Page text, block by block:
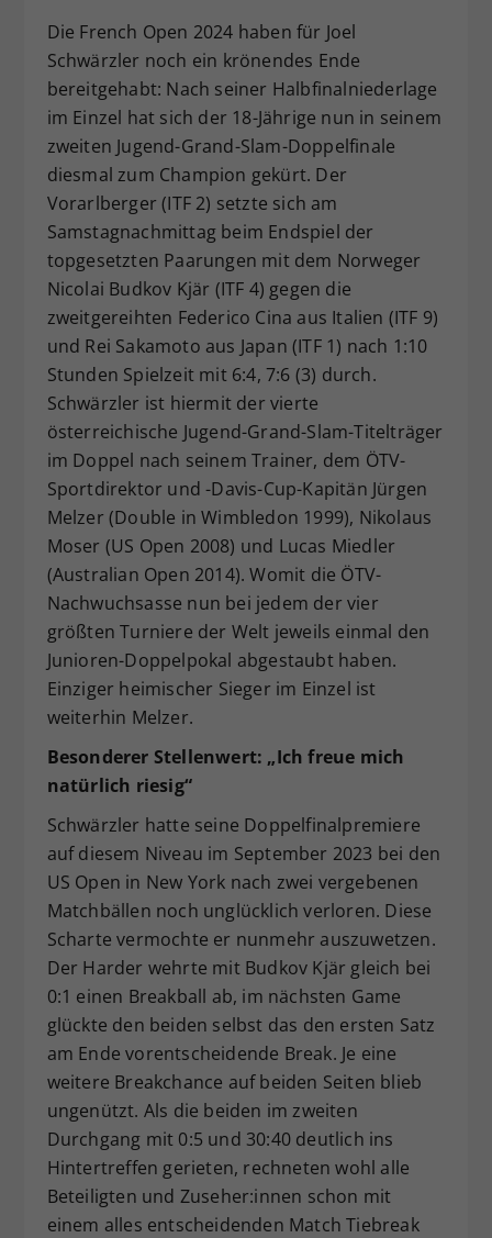
Die French Open 2024 haben für Joel
Schwärzler noch ein krönendes Ende
bereitgehabt: Nach seiner Halbfinalniederlage
im Einzel hat sich der 18-Jährige nun in seinem
zweiten Jugend-Grand-Slam-Doppelfinale
diesmal zum Champion gekürt. Der
Vorarlberger (ITF 2) setzte sich am
Samstagnachmittag beim Endspiel der
topgesetzten Paarungen mit dem Norweger
Nicolai Budkov Kjär (ITF 4) gegen die
zweitgereihten Federico Cina aus Italien (ITF 9)
und Rei Sakamoto aus Japan (ITF 1) nach 1:10
Stunden Spielzeit mit 6:4, 7:6 (3) durch.
Schwärzler ist hiermit der vierte
österreichische Jugend-Grand-Slam-Titelträger
im Doppel nach seinem Trainer, dem ÖTV-
Sportdirektor und -Davis-Cup-Kapitän Jürgen
Melzer (Double in Wimbledon 1999), Nikolaus
Moser (US Open 2008) und Lucas Miedler
(Australian Open 2014). Womit die ÖTV-
Nachwuchsasse nun bei jedem der vier
größten Turniere der Welt jeweils einmal den
Junioren-Doppelpokal abgestaubt haben.
Einziger heimischer Sieger im Einzel ist
weiterhin Melzer.
Besonderer Stellenwert: „Ich freue mich
natürlich riesig“
Schwärzler hatte seine Doppelfinalpremiere
auf diesem Niveau im September 2023 bei den
US Open in New York nach zwei vergebenen
Matchbällen noch unglücklich verloren. Diese
Scharte vermochte er nunmehr auszuwetzen.
Der Harder wehrte mit Budkov Kjär gleich bei
0:1 einen Breakball ab, im nächsten Game
glückte den beiden selbst das den ersten Satz
am Ende vorentscheidende Break. Je eine
weitere Breakchance auf beiden Seiten blieb
ungenützt. Als die beiden im zweiten
Durchgang mit 0:5 und 30:40 deutlich ins
Hintertreffen gerieten, rechneten wohl alle
Beteiligten und Zuseher:innen schon mit
einem alles entscheidenden Match Tiebreak
Zweck
Dieser Wert speichert Ihre Consent-
Einstellungen. Unter anderem eine
historische Speicherung Ihrer
vorgenommen Einstellungen, falls der
Webseiten-Betreiber dies eingestellt
hat.